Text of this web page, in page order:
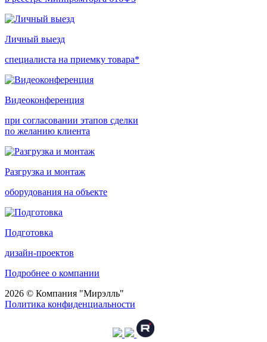
Личный выезд
специалиста на приемку товара*
Видеоконференция
при согласовании этапов сделки
по желанию клиента
Разгрузка и монтаж
оборудования на объекте
Подготовка
дизайн-проектов
Подробнее о компании
2026 © Компания "Мирэлль"
Политика конфиденциальности